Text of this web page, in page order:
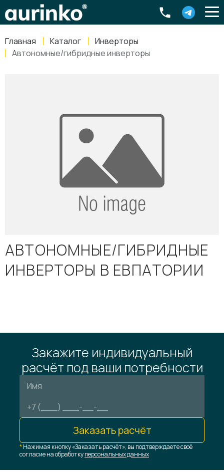
Главная Каталог
Инверторы
Автономные/гибридные инверторы
АВТОНОМНЫЕ/ГИБРИДНЫЕ
ИНВЕРТОРЫ В ЕВПАТОРИИ
Закажите индивидуальный
расчёт под ваши потребности
Заказать расчёт
*Нажимая кнопку «Заказать расчёт», вы подтверждаете своё
согласие на обработкуперсональных данных
Россия, Свердловская область Екатеринбург,
8-800-770-79-40